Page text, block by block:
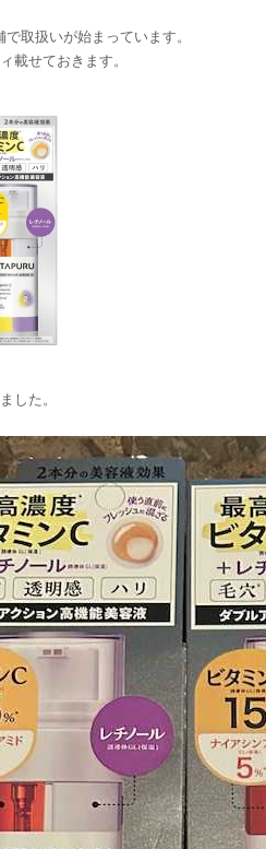
取扱いが始まっています。
載せておきます。
した。